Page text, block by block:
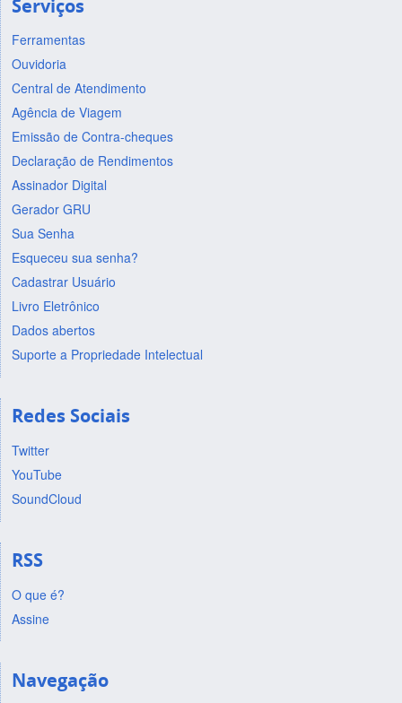
Serviços
Ferramentas
Ouvidoria
Central de Atendimento
Agência de Viagem
Emissão de Contra-cheques
Declaração de Rendimentos
Assinador Digital
Gerador GRU
Sua Senha
Esqueceu sua senha?
Cadastrar Usuário
Livro Eletrônico
Dados abertos
Suporte a Propriedade Intelectual
Redes Sociais
Twitter
YouTube
SoundCloud
RSS
O que é?
Assine
Navegação